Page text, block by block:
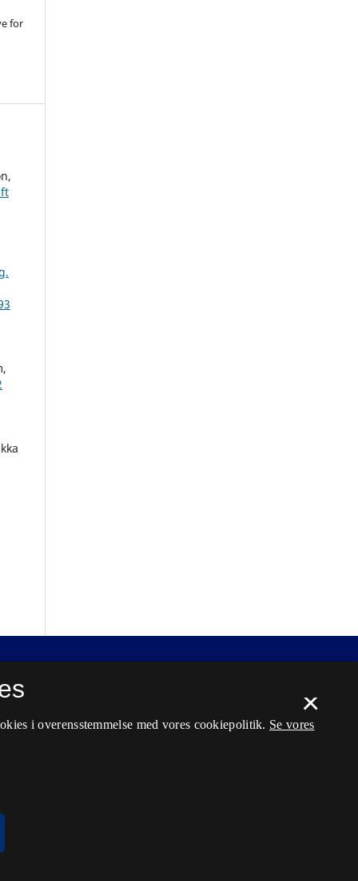
for
×
i overensstemmelse med vores cookiepolitik. Se vores